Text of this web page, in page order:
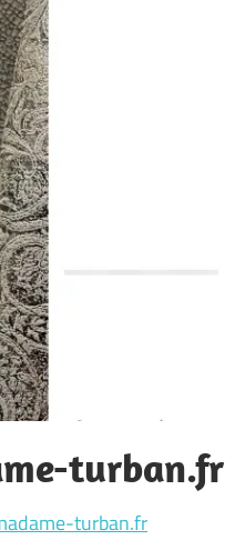
turban.fr
turban.fr